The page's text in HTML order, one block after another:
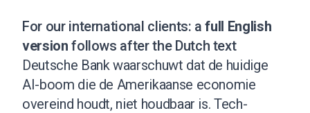
For our international clients: afull English
version follows after the Dutch text
Deutsche Bank waarschuwt dat de huidige
AI-boom die de Amerikaanse economie
overeind houdt, niet houdbaar is. Tech-